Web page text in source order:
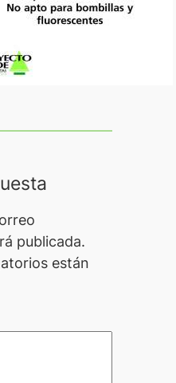
publicada.
están